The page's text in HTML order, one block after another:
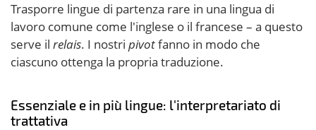
Trasporre lingue di partenza rare in una lingua di
lavoro comune come l'inglese o il francese – a questo
serve il relais. I nostri pivotfanno in modo che
ciascuno ottenga la propria traduzione.
Essenziale e in più lingue: l'interpretariato di
trattativa